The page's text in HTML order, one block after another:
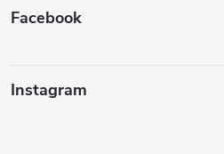
Facebook
Instagram